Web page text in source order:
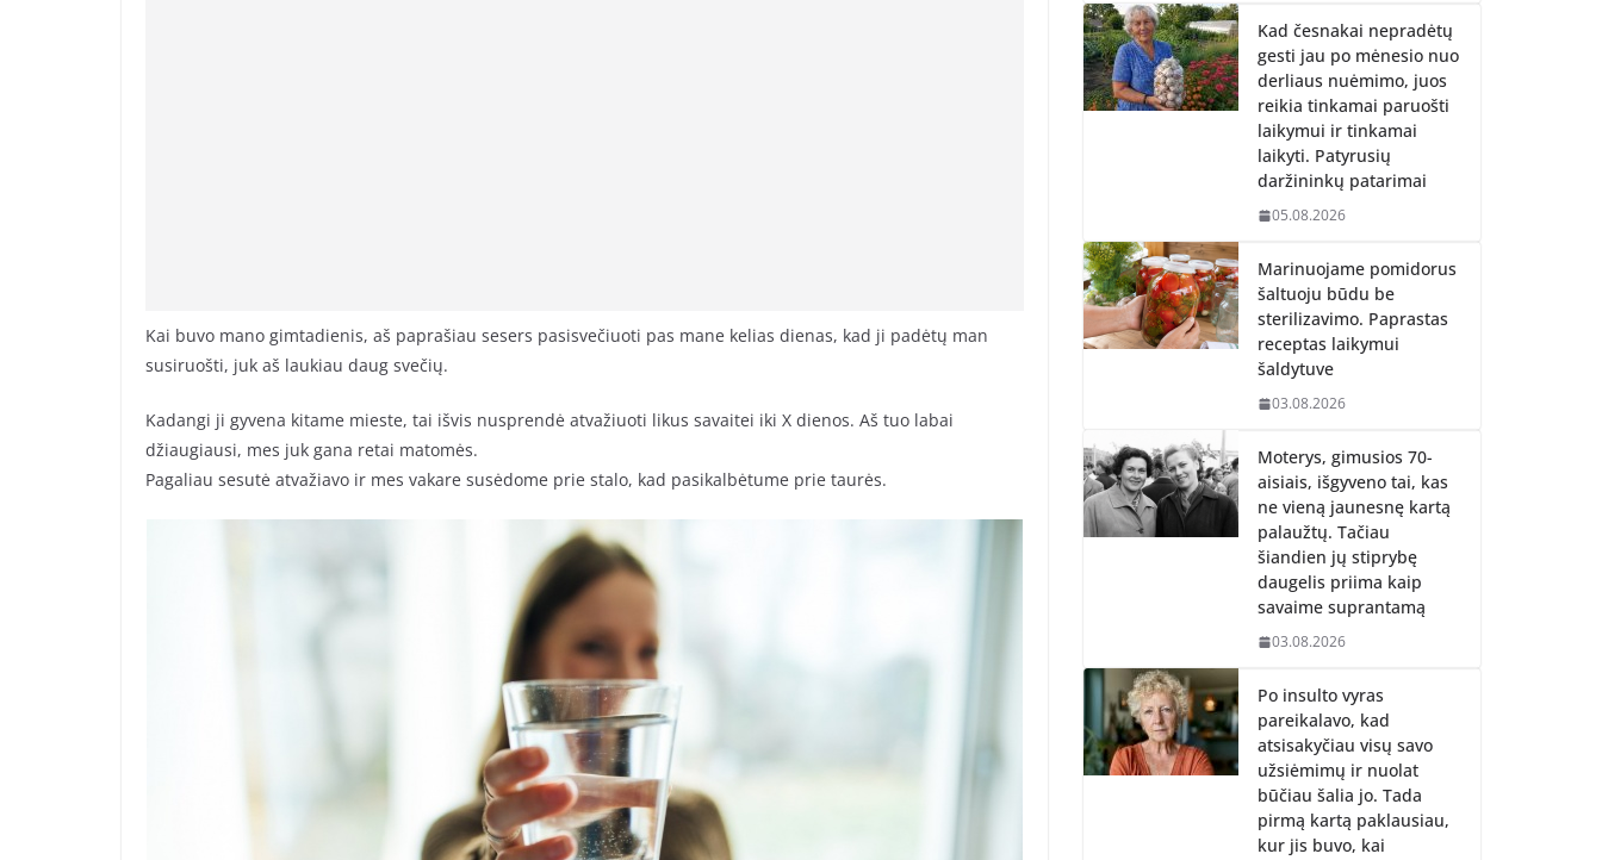
Kai buvo mano gimtadienis, aš paprašiau sesers pasisvečiuoti pas mane kelias dienas, kad ji padėtų man
susiruošti, juk aš laukiau daug svečių.
Kadangi ji gyvena kitame mieste, tai išvis nusprendė atvažiuoti likus savaitei iki X dienos. Aš tuo labai
džiaugiausi, mes juk gana retai matomės.
Pagaliau sesutė atvažiavo ir mes vakare susėdome prie stalo, kad pasikalbėtume prie taurės.
Kad česnakai nepradėtų
gesti jau po mėnesio nuo
derliaus nuėmimo, juos
reikia tinkamai paruošti
laikymui ir tinkamai
laikyti. Patyrusių
daržininkų patarimai
05.08.2026
Marinuojame pomidorus
šaltuoju būdu be
sterilizavimo. Paprastas
receptas laikymui
šaldytuve
03.08.2026
Moterys, gimusios 70-
aisiais, išgyveno tai, kas
ne vieną jaunesnę kartą
palaužtų. Tačiau
šiandien jų stiprybę
daugelis priima kaip
savaime suprantamą
03.08.2026
Po insulto vyras
pareikalavo, kad
atsisakyčiau visų savo
užsiėmimų ir nuolat
būčiau šalia jo. Tada
pirmą kartą paklausiau,
kur jis buvo, kai